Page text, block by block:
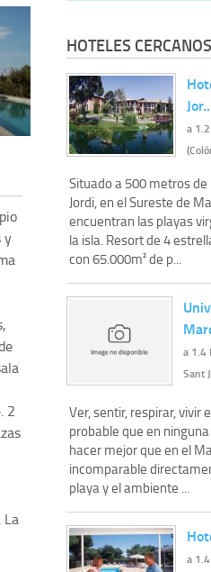
y
2
La
HOTELES CERCANOS
a
Situado a 500 metros de
Jordi, en el Sureste de
encuentran las playas
la isla. Resort de 4
con 65.000m² de p...
a 1.4
Sant
Ver, sentir, respirar, vivir
probable que en
hacer mejor que en el
incomparable
playa y el ambiente ...
a